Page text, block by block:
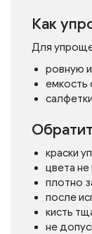
Как
Для
ровную
емкость
краски
цвета
плотно
после
кисть
не